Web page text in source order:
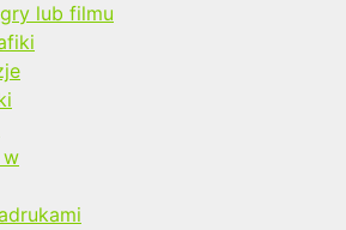
lub filmu
w